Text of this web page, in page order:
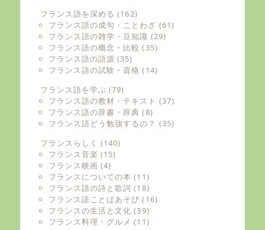
フランス語を深める (162)
フランス語の成句・ことわざ (61)
フランス語の雑学・豆知識 (29)
フランス語の概念・比較 (35)
フランス語の語源 (35)
フランス語の試験・資格 (14)
フランス語を学ぶ (79)
フランス語の教材・テキスト (37)
フランス語の辞書・辞典 (8)
フランス語どう勉強するの？ (35)
フランスらしく (140)
フランス音楽 (15)
フランス映画 (4)
フランスについての本 (11)
フランス語の詩と歌詞 (18)
フランス語ことばあそび (16)
フランスの生活と文化 (39)
フランス料理・グルメ (11)